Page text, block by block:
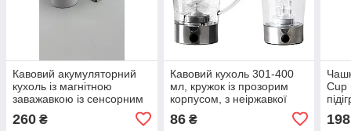
Кавовий акумуляторний
кухоль із магнітною
заважавкою із сенсорним
260 ₴
Кавовий кухоль 301-400
мл, кружок із прозорим
корпусом, з неіржавкої
86₴
Cup
198